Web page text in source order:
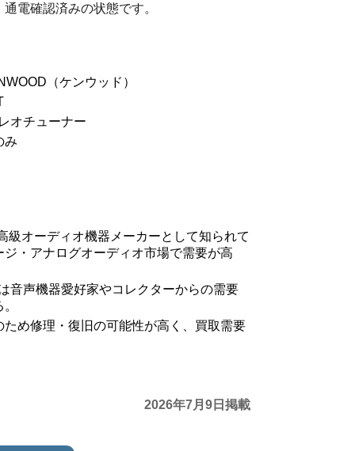
電確認済みの状態です。
（ケンウッド）
オチューナー
み
級オーディオ機器メーカーとして知られて
ジ・アナログオーディオ市場で需要が高
音声機器愛好家やコレクターからの需要
ため修理・復旧の可能性が高く、買取需要
2026年7月9日掲載